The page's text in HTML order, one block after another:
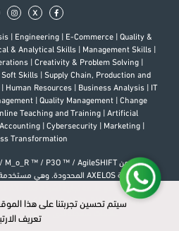
x
Engineering E-Commerce
Quality &
& Analytical Skills Management Skills
Creativity & Problem Solving
Soft Skills
Supply Chain, Production and
Human Resources Business Analysis
Quality Management
Change
Teaching and Training
Artificial
Cybersecurity Marketing
Transformation
إن شعار هو علامة تجارية لشركة AXELOS المحدودة. كل الحقوق محفوظة.
سيتم تحسين تجربتنا على هذا
تعريف
سيتم تحسين تجربتنا على هذا
تعريف